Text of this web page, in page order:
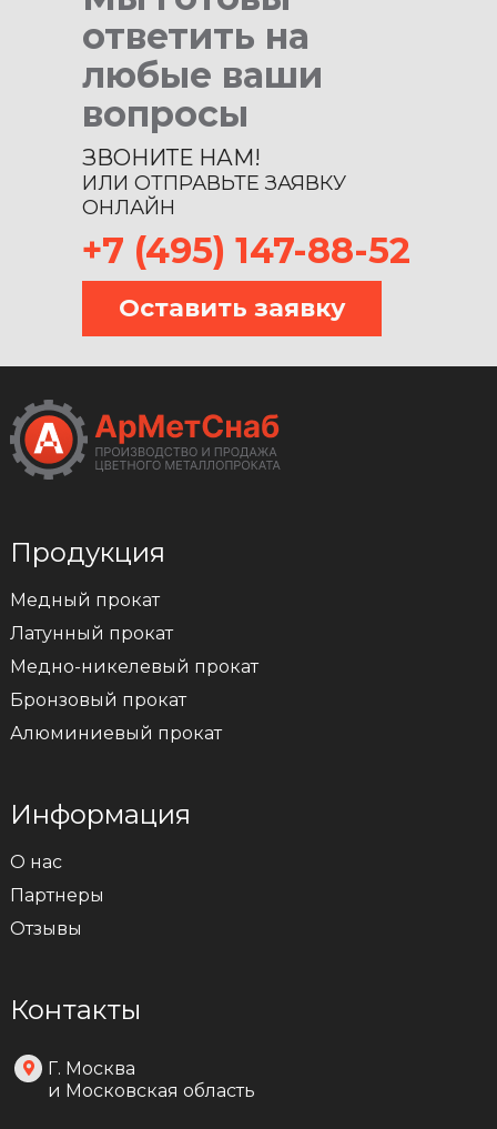
ответить на
любые ваши
вопросы
ЗВОНИТЕ НАМ!
ИЛИ ОТПРАВЬТЕ ЗАЯВКУ
ОНЛАЙН
+7 (495) 147-88-52
Оставить заявку
Продукция
Медный прокат
Латунный прокат
Медно-никелевый прокат
Бронзовый прокат
Алюминиевый прокат
Информация
О нас
Партнеры
Отзывы
Контакты
Г. Москва
и Московская область